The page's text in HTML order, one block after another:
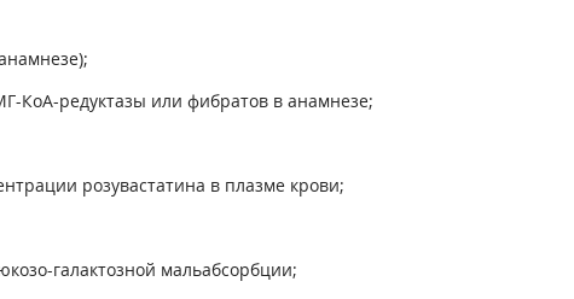
КоА-редуктазы или фибратов в анамнезе;
розувастатина в плазме крови;
галактозной мальабсорбции;